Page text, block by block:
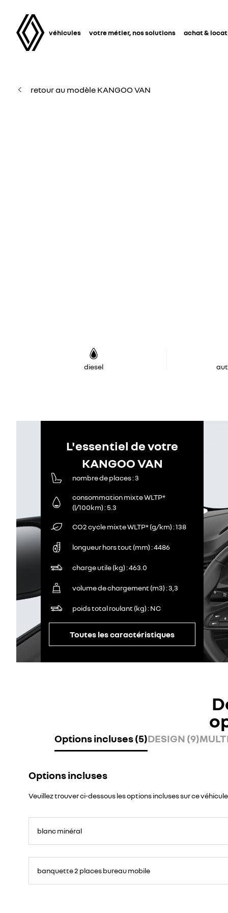
véhicules votre métier, nos solutions achat &
retour au modèle KANGOO VAN
diesel
L'essentiel de votre
KANGOO VAN
nombre de places 3
consommation mixte WLTP*
(l/100km) 5.3
CO2 cycle mixte WLTP* (g/km) 138
longueur hors tout (mm) 4486
charge utile (kg) 463.0
volume de chargement (m3) 3,3
poids total roulant (kg) NC
Toutes les caractéristiques
Options incluses (5)DESIGN (9)
Options incluses
Veuillez trouver ci-dessous les options incluses sur ce véhicule
blanc minéral
banquette 2 places bureau mobile